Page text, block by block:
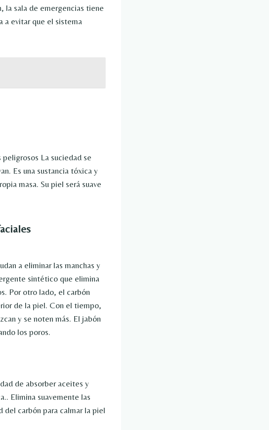
la sala de emergencias tiene
a evitar que el sistema
peligrosos La suciedad se
Es una sustancia tóxica y
masa. Su piel será suave
a eliminar las manchas y
sintético que elimina
Por otro lado, el carbón
de la piel. Con el tiempo,
y se noten más. El jabón
los poros.
de absorber aceites y
.. Elimina suavemente las
del carbón para calmar la piel